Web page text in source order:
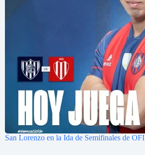
San Lorenzo en la Ida de Semifinales de OFI